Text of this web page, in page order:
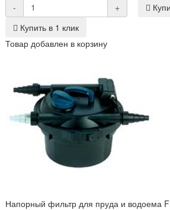
-
+
Купить в 1 клик
Товар добавлен в корзину
Напорный фильтр для пруда и водоема